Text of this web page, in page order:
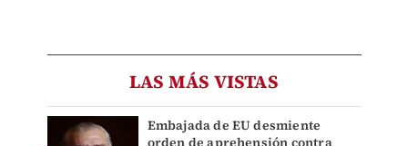
LAS MÁS VISTAS
Embajada de EU desmiente
orden de aprehensión contra